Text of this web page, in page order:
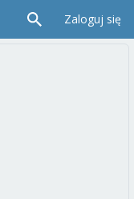
Zaloguj się